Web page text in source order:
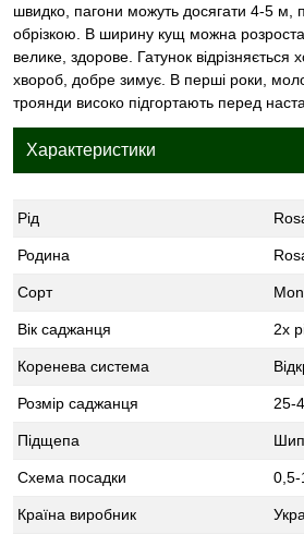
швидко, пагони можуть досягати 4-5 м,
обрізкою. В ширину кущ можна
велике, здорове. Гатунок відрізняється
хвороб, добре зимує. В перші роки,
троянди високо підгортають перед
Характеристики
Рід
Родина
Сорт
Вік саджанця 2х
Коренева система
Розмір саджанця 25-
Підщепа
Схема посадки 0,5-
Країна виробник